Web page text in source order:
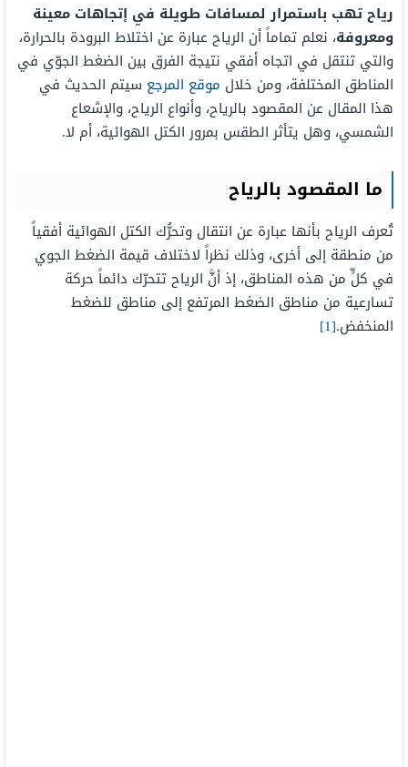
رياح تهب باستمرار لمسافات طويلة في إتجاهات معينة
ومعروفة، نعلم تماماً أن الرياح عبارة عن اختلاط البرودة بالحرارة،
والتي تنتقل في اتجاه أفقي نتيجة الفرق بين الضغط الجوّي في
المناطق المختلفة، ومن خلال موقع المرجع سيتم الحديث في
هذا المقال عن المقصود بالرياح، وأنواع الرياح، والإشعاع
الشمسي، وهل يتأثر الطقس بمرور الكتل الهوائية، أم لا.
ما المقصود بالرياح
تُعرف الرياح بأنها عبارة عن انتقال وتحرُّك الكتل الهوائية أفقياً
من منطقة إلى أخرى، وذلك نظراً لاختلاف قيمة الضغط الجوي
في كلٍّ من هذه المناطق، إذ أنَّ الرياح تتحرّك دائماً حركة
تسارعية من مناطق الضغط المرتفع إلى مناطق للضغط
المنخفض.[1]